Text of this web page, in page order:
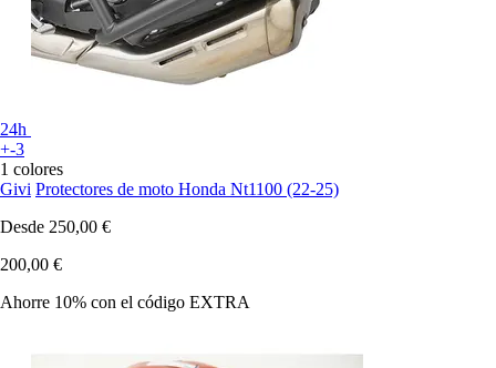
24h
+-3
1 colores
Givi Protectores de moto Honda Nt1100 (22-25)
Desde 250,00 €
200,00 €
Ahorre 10% con el código EXTRA